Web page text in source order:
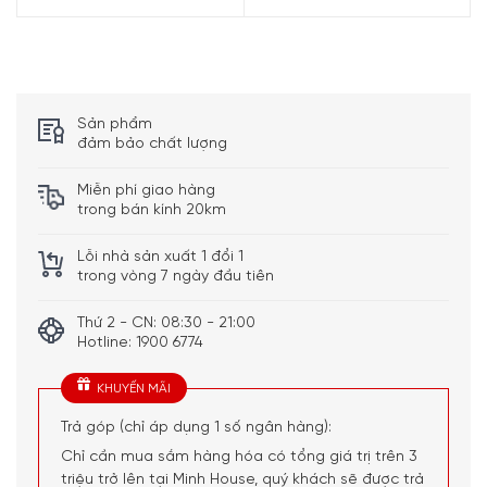
hầm , kho, canh, súp…
Chịu được nhiệt độ cao, hấp thụ và giữ nhiệt tốt giúp
các món ăn nóng lâu hơn. Tiết kiệm năng lượng
Sản phẩm
đảm bảo chất lượng
Miễn phí giao hàng
trong bán kính 20km
Lỗi nhà sản xuất 1 đổi 1
trong vòng 7 ngày đầu tiên
Thứ 2 - CN: 08:30 - 21:00
Hotline: 1900 6774
KHUYẾN MÃI
Trả góp (chỉ áp dụng 1 số ngân hàng):
Chỉ cần mua sắm hàng hóa có tổng giá trị trên 3
triệu trở lên tại Minh House, quý khách sẽ được trả